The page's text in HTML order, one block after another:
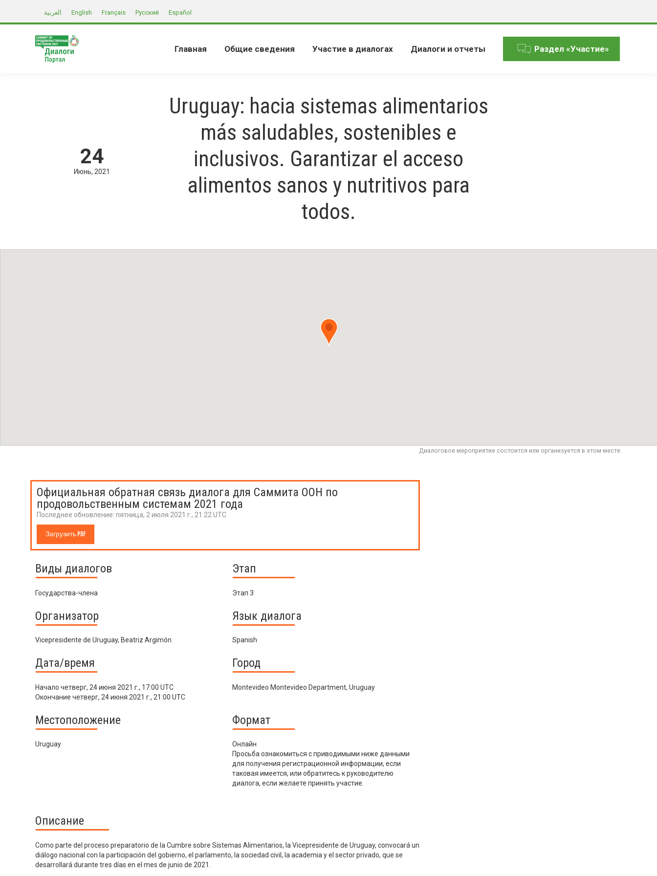
العربية English Français Русский Español
Главная Общие сведения Участие в диалогах Диалоги и отчеты Раздел «Участие»
24
Июнь 2021
Uruguay: hacia sistemas alimentarios
más saludables, sostenibles e
inclusivos. Garantizar el acceso
alimentos sanos y nutritivos para
todos.
Диалоговое мероприятие состоится или организуется в этом месте.
Официальная обратная связь диалога для Саммита ООН по
продовольственным системам 2021 года
Последнее обновление: пятница, 2 июля 2021 г., 21:22 UTC
Загрузить PDF
Виды диалогов
Государства-члена
Этап
Этап 3
Организатор
Vicepresidente de Uruguay, Beatriz Argimón
Язык диалога
Spanish
Дата/время
Начало четверг, 24 июня 2021 г., 17:00 UTC
Окончание четверг, 24 июня 2021 г., 21:00 UTC
Город
Montevideo Montevideo Department, Uruguay
Местоположение
Uruguay
Формат
Онлайн
Просьба ознакомиться с приводимыми ниже данными
для получения регистрационной информации, если
таковая имеется, или обратитесь к руководителю
диалога, если желаете принять участие.
Описание
Como parte del proceso preparatorio de la Cumbre sobre Sistemas Alimentarios, la Vicepresidente de Uruguay, convocará un
diálogo nacional con la participación del gobierno, el parlamento, la sociedad civil, la academia y el sector privado, que se
desarrollará durante tres días en el mes de junio de 2021.